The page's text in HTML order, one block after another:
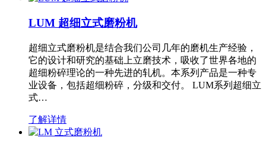
LUM 超细立式磨粉机
超细立式磨粉机是结合我们公司几年的磨机生产经验，
它的设计和研究的基础上立磨技术，吸收了世界各地的
超细粉碎理论的一种先进的轧机。本系列产品是一种专
业设备，包括超细粉碎，分级和交付。 LUM系列超细立
式…
了解详情